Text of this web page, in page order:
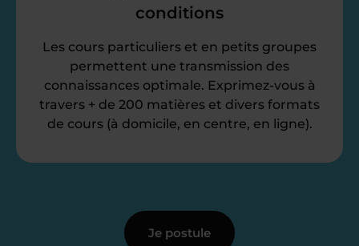
conditions
Les cours particuliers et en petits groupes
permettent une transmission des
connaissances optimale. Exprimez-vous à
travers + de 200 matières et divers formats
de cours (à domicile, en centre, en ligne).
Je postule